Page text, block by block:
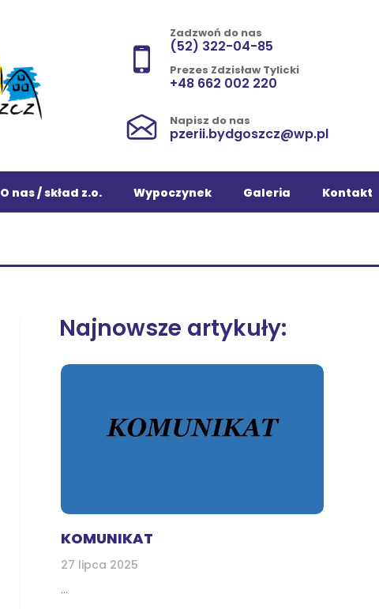
Napisz do nas
pzerii.bydgoszcz@wp.pl
Zadzwoń do nas
(52) 322-04-85
Prezes Zdzisław Tylicki
+48 662 002 220
O nas / skład z.o. Wypoczynek Galeria Kontakt
Najnowsze artykuły:
KOMUNIKAT
27 lipca 2025
...